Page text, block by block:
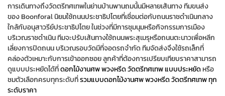
การเดินทางถึงวัดตรีทศเทพในย่านบ้านพานถมนั้นมีหลายเส้นทาง ทีมขนส่ง
ของ Boonforal นิยมใช้ถนนประชาธิปไตยที่เชื่อมต่อกับถนนราชดำเนินกลาง
ใกล้กับอนุสาวรีย์ประชาธิปไตย ในช่วงที่มีการชุมนุมหรือกิจกรรมการเมือง
บริเวณราชดำเนิน ทีมจะปรับเส้นทางใช้ถนนพระสุเมรุหรือถนนตะนาวเพื่อหลีก
เลี่ยงการปิดถนน บริเวณรอบวัดมีที่จอดรถจำกัด ทีมจัดส่งจึงใช้รถเล็กที่
คล่องตัวเหมาะกับการเข้าออกซอย ลูกค้าที่ต้องการเปรียบเทียบราคาสามารถ
ดูแบบประหยัดได้ที่ดอกไม้งานศพ พวงหรีด วัดตรีทศเทพ แบบประหยัดหรือ
ชมตัวเลือกครบทุกระดับที่รวมแบบดอกไม้งานศพ พวงหรีด วัดตรีทศเทพ ทุก
ระดับราคา